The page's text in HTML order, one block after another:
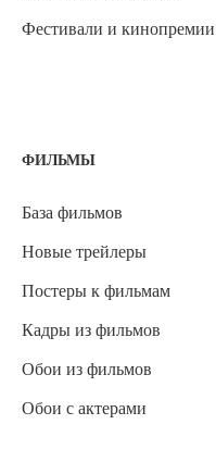
Фестивали и кинопремии
ФИЛЬМЫ
База фильмов
Новые трейлеры
Постеры к фильмам
Кадры из фильмов
Обои из фильмов
Обои с актерами